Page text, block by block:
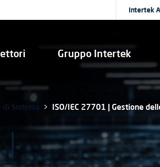
Gruppo Intertek
Intertek
di Sistema ISO/IEC 27701 | Gestione
|